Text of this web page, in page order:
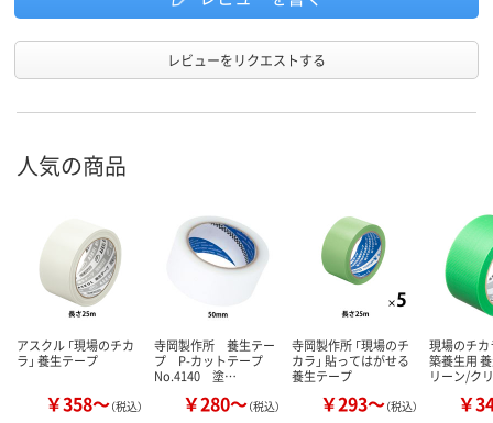
レビューをリクエストする
人気の商品
アスクル 「現場のチカ
ラ」 養生テープ
￥358～（税込）
寺岡製作所 養生テー
プ P-カットテープ
No.4140 塗…
￥280～（税込）
寺岡製作所 「現場のチ
カラ」 貼ってはがせる
養生テープ
￥293～（税込）
現場のチカ
築養生用
リーン/ク
￥